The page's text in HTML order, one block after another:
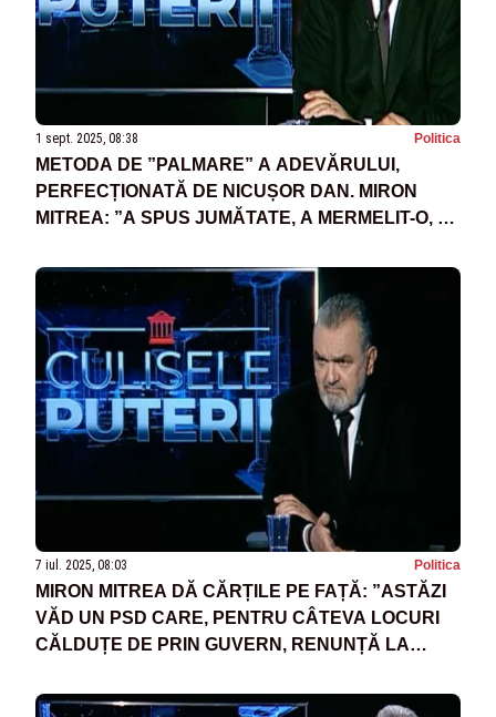
1 sept. 2025, 08:38 Politica
METODA DE ”PALMARE” A ADEVĂRULUI,
PERFECȚIONATĂ DE NICUȘOR DAN. MIRON
MITREA: ”A SPUS JUMĂTATE, A MERMELIT-O, A
7 iul. 2025, 08:03 Politica
MIRON MITREA DĂ CĂRȚILE PE FAȚĂ: ”ASTĂZI
VĂD UN PSD CARE, PENTRU CÂTEVA LOCURI
CĂLDUȚE DE PRIN GUVERN, RENUNȚĂ LA